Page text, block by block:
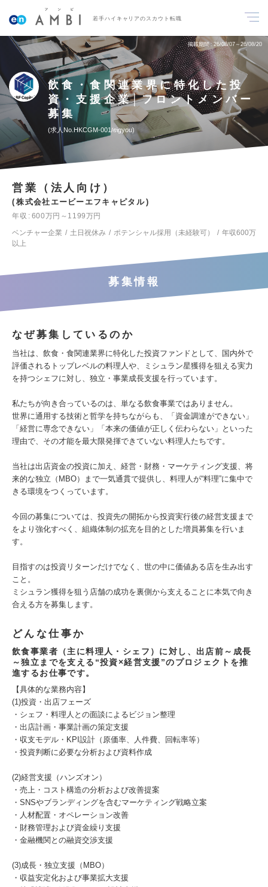
若手ハイキャリアのスカウト転職
掲載期間 26/08/07～26/08/20
飲食・食関連業界に特化した投
資・支援企業│フロントメンバー
募集
求人No.HKCGM-001/eigyou
営業（法人向け）
株式会社エービーエフキャピタル
年収
600万円～1199万円
ベンチャー企業
土日祝休み ポテンシャル採用（未経験可）
年収600万
以上
募集情報
なぜ募集しているのか
当社は、飲食・食関連業界に特化した投資ファンドとして、国内外で
評価されるトップレベルの料理人や、ミシュラン星獲得を狙える実力
を持つシェフに対し、独立・事業成長支援を行っています。
私たちが向き合っているのは、単なる飲食事業ではありません。
世界に通用する技術と哲学を持ちながらも、「資金調達ができない」
「経営に専念できない」「本来の価値が正しく伝わらない」といった
理由で、その才能を最大限発揮できていない料理人たちです。
当社は出店資金の投資に加え、経営・財務・マーケティング支援、将
来的な独立（MBO）まで一気通貫で提供し、料理人が“料理”に集中で
きる環境をつくっています。
今回の募集については、投資先の開拓から投資実行後の経営支援まで
をより強化すべく、組織体制の拡充を目的とした増員募集を行いま
す。
目指すのは投資リターンだけでなく、世の中に価値ある店を生み出す
こと。
ミシュラン獲得を狙う店舗の成功を裏側から支えることに本気で向き
合える方を募集します。
どんな仕事か
飲食事業者（主に料理人・シェフ）に対し、出店前～成長
～独立までを支える“投資×経営支援”のプロジェクトを推
進するお仕事です。
【具体的な業務内容】
(1)投資・出店フェーズ
・シェフ・料理人との面談によるビジョン整理
・出店計画・事業計画の策定支援
・収支モデル・KPI設計（原価率、人件費、回転率等）
・投資判断に必要な分析および資料作成
(2)経営支援（ハンズオン）
・売上・コスト構造の分析および改善提案
・SNSやブランディングを含むマーケティング戦略立案
・人材配置・オペレーション改善
・財務管理および資金繰り支援
・金融機関との融資交渉支援
(3)成長・独立支援（MBO）
・収益安定化および事業拡大支援